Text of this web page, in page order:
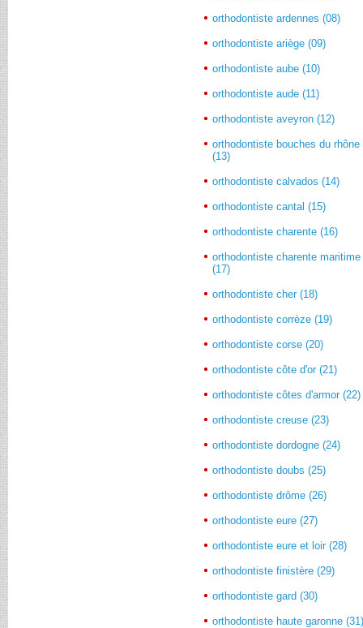
orthodontiste ardennes (08)
orthodontiste ariège (09)
orthodontiste aube (10)
orthodontiste aude (11)
orthodontiste aveyron (12)
orthodontiste bouches du rhône
(13)
orthodontiste calvados (14)
orthodontiste cantal (15)
orthodontiste charente (16)
orthodontiste charente maritime
(17)
orthodontiste cher (18)
orthodontiste corrèze (19)
orthodontiste corse (20)
orthodontiste côte d'or (21)
orthodontiste côtes d'armor (22)
orthodontiste creuse (23)
orthodontiste dordogne (24)
orthodontiste doubs (25)
orthodontiste drôme (26)
orthodontiste eure (27)
orthodontiste eure et loir (28)
orthodontiste finistère (29)
orthodontiste gard (30)
orthodontiste haute garonne